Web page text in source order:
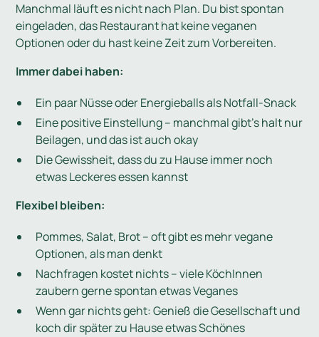
Manchmal läuft es nicht nach Plan. Du bist spontan
eingeladen, das Restaurant hat keine veganen
Optionen oder du hast keine Zeit zum Vorbereiten.
Immer dabei haben:
Ein paar Nüsse oder Energieballs als Notfall-Snack
Eine positive Einstellung – manchmal gibt's halt nur
Beilagen, und das ist auch okay
Die Gewissheit, dass du zu Hause immer noch
etwas Leckeres essen kannst
Flexibel bleiben:
Pommes, Salat, Brot – oft gibt es mehr vegane
Optionen, als man denkt
Nachfragen kostet nichts – viele KöchInnen
zaubern gerne spontan etwas Veganes
Wenn gar nichts geht: Genieß die Gesellschaft und
koch dir später zu Hause etwas Schönes